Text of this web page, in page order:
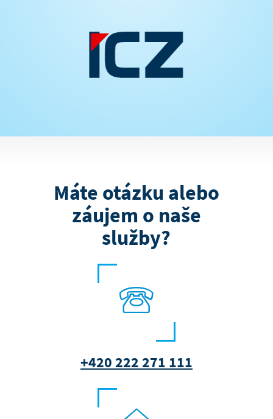
Máte otázku alebo
záujem o naše
služby?
+420 222 271 111